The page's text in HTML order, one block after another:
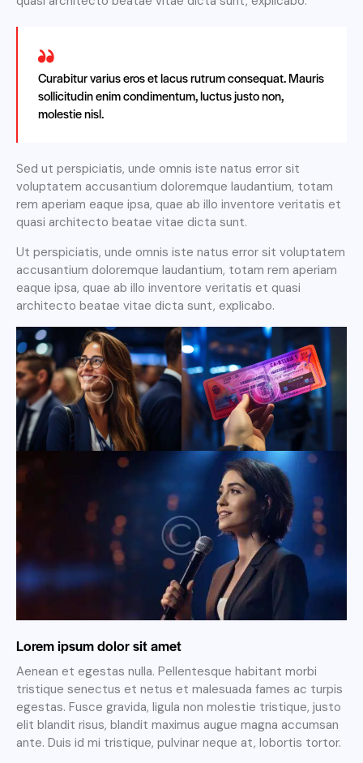
Curabitur varius eros et lacus rutrum consequat. Mauris
sollicitudin enim condimentum, luctus justo non,
molestie nisl.
Sed ut perspiciatis, unde omnis iste natus error sit
voluptatem accusantium doloremque laudantium, totam
rem aperiam eaque ipsa, quae ab illo inventore veritatis et
quasi architecto beatae vitae dicta sunt.
Ut perspiciatis, unde omnis iste natus error sit voluptatem
accusantium doloremque laudantium, totam rem aperiam
eaque ipsa, quae ab illo inventore veritatis et quasi
architecto beatae vitae dicta sunt, explicabo.
Lorem ipsum dolor sit amet
Aenean et egestas nulla. Pellentesque habitant morbi
tristique senectus et netus et malesuada fames ac turpis
egestas. Fusce gravida, ligula non molestie tristique, justo
elit blandit risus, blandit maximus augue magna accumsan
ante. Duis id mi tristique, pulvinar neque at, lobortis tortor.